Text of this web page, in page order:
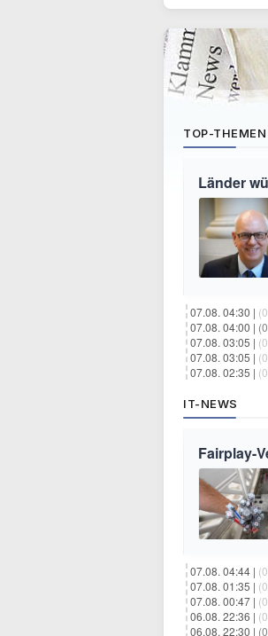
TOP-THEMEN
Länder
07.08. 04:30 |
07.08. 04:00 |
07.08. 03:05 |
07.08. 03:05 |
07.08. 02:35 |
IT-NEWS
Fairplay-
07.08. 04:44 |
07.08. 01:35 |
07.08. 00:47 |
06.08. 22:36 |
06.08. 22:30 |